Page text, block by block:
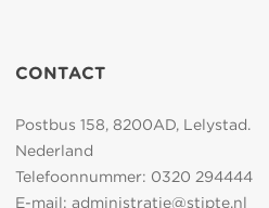
CONTACT
Postbus 158, 8200AD, Lelystad.
Nederland
Telefoonnummer: 0320 294444
E-mail: administratie@stipte.nl